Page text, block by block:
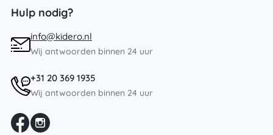
Hulp nodig?
info@kidero.nl
Wij antwoorden binnen 24 uur
+31 20 369 1935
Wij antwoorden binnen 24 uur